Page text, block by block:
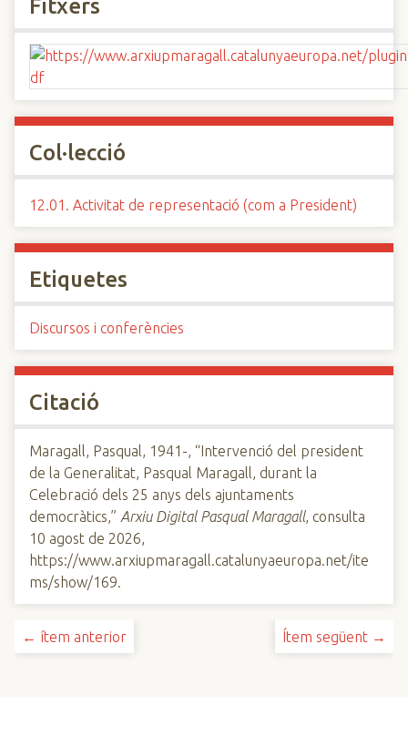
Fitxers
Col·lecció
12.01. Activitat de representació (com a President)
Etiquetes
Discursos i conferències
Citació
Maragall, Pasqual, 1941-, “Intervenció del president
de la Generalitat, Pasqual Maragall, durant la
Celebració dels 25 anys dels ajuntaments
democràtics,” Arxiu Digital Pasqual Maragall, consulta
10 agost de 2026,
https://www.arxiupmaragall.catalunyaeuropa.net/ite
ms/show/169.
← ítem anterior Ítem següent →